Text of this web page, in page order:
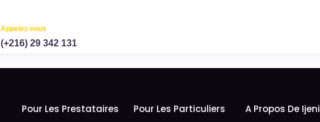
Appelez-nous
(+216) 29 342 131
Pour Les Prestataires
Pour Les Particuliers
A Propos De Ijeni